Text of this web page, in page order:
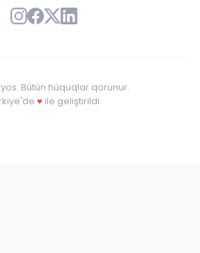
Bütün hüquqlar qorunur.
♥ ile geliştirildi